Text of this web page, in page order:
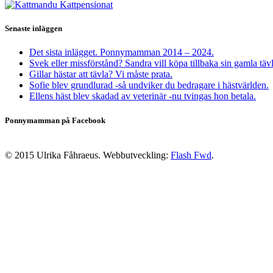
Senaste inläggen
Det sista inlägget. Ponnymamman 2014 – 2024.
Svek eller missförstånd? Sandra vill köpa tillbaka sin gamla
Gillar hästar att tävla? Vi måste prata.
Sofie blev grundlurad -så undviker du bedragare i hästvärlden.
Ellens häst blev skadad av veterinär -nu tvingas hon betala.
Ponnymamman på Facebook
© 2015 Ulrika Fåhraeus. Webbutveckling: Flash Fwd.